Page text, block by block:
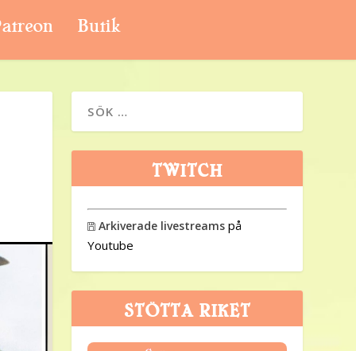
Butik
TWITCH
 Arkiverade livestreams på
Youtube
STÖTTA RIKET